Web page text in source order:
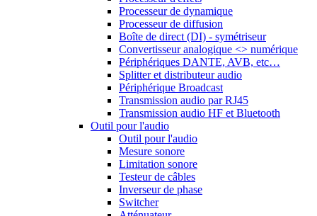
Processeur de dynamique
Processeur de diffusion
Boîte de direct (DI) - symétriseur
Convertisseur analogique <> numérique
Périphériques DANTE, AVB, etc…
Splitter et distributeur audio
Périphérique Broadcast
Transmission audio par RJ45
Transmission audio HF et Bluetooth
Outil pour l'audio
Outil pour l'audio
Mesure sonore
Limitation sonore
Testeur de câbles
Inverseur de phase
Switcher